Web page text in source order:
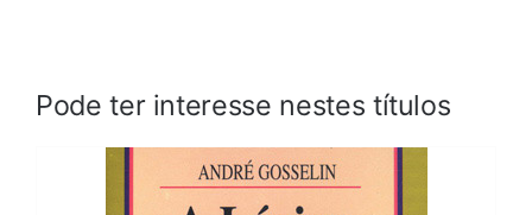
Pode ter interesse nestes títulos